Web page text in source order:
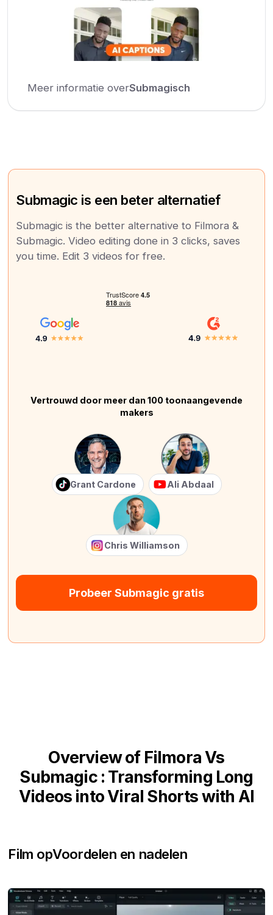
Meer informatie overSubmagisch
Submagic is een beter alternatief
Submagic is the better alternative to Filmora &
Submagic. Video editing done in 3 clicks, saves
you time. Edit 3 videos for free.
Vertrouwd door meer dan 100 toonaangevende
makers
Grant Cardone Ali Abdaal
Chris Williamson
Probeer Submagic gratis
Overview of Filmora Vs
Submagic : Transforming Long
Videos into Viral Shorts with AI
Film opVoordelen en nadelen